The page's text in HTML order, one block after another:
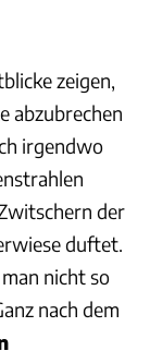
zeigen,
abzubrechen
irgendwo
der
duftet.
nicht so
nach dem